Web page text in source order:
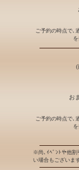
ご予約の時点で､
(
お
ご予約の時点で､
※尚､ｲﾍﾞﾝﾄや他割
い場合もございま